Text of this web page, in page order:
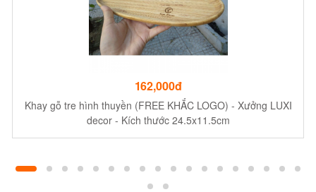
162,000đ
Khay gỗ tre hình thuyền (FREE KHẮC LOGO) - Xưởng LUXI
decor - Kích thước 24.5x11.5cm